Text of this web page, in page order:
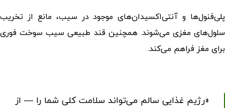
پلی‌فنول‌ها و آنتی‌اکسیدان‌های موجود در سیب، مانع از تخریب
سلول‌های مغزی می‌شوند. همچنین قند طبیعی سیب سوخت فوری
برای مغز فراهم می‌کند.
«رژیم غذایی سالم می‌تواند سلامت کلی شما را — از